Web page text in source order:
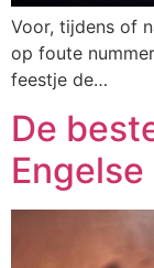
Voor, tijdens of
op foute
feestje de…
De